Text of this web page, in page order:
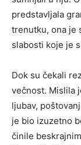
predstavljala
trenutku, ona je
slabosti koje je
Dok su čekali
večnost. Mislila
ljubav,
je bio izuzetno
činile